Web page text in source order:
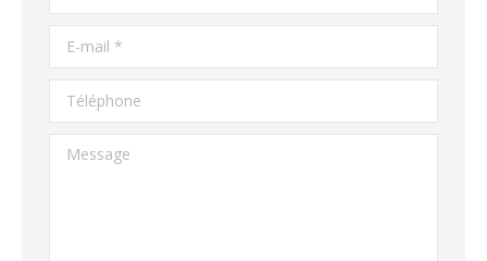
E-mail *
Téléphone
Message